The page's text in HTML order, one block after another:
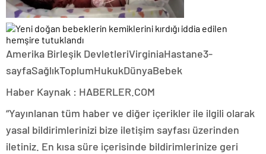
Amerika Birleşik DevletleriVirginiaHastane3-
sayfaSağlıkToplumHukukDünyaBebek
Haber Kaynak : HABERLER.COM
“Yayınlanan tüm haber ve diğer içerikler ile ilgili olarak
yasal bildirimlerinizi bize iletişim sayfası üzerinden
iletiniz. En kısa süre içerisinde bildirimlerinize geri